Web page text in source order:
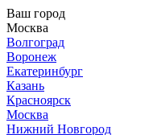
Ваш город
Москва
Волгоград
Воронеж
Екатеринбург
Казань
Красноярск
Москва
Нижний Новгород